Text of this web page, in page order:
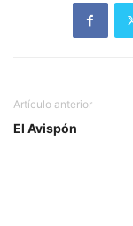
Artículo anterior
El Avispón